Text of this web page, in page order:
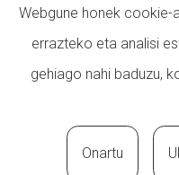
Webgune honek cookie-
errazteko eta analisi
gehiago nahi baduzu,
Onartu